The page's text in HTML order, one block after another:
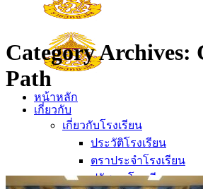
หน้าหลัก
เกี่ยวกับ
เกี่ยวกับโรงเรียน
ประวัติโรงเรียน
ตราประจำโรงเรียน
ปรัชญาโรงเรียน
Category Archives:
Path